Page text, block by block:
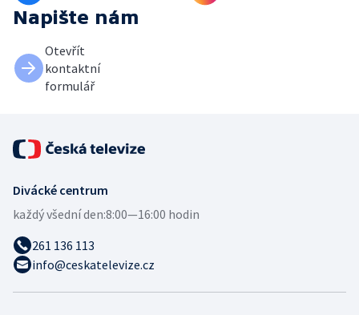
Napište nám
Otevřít
kontaktní
formulář
Divácké centrum
každý všední den:8:00—16:00 hodin
261 136 113
info@ceskatelevize.cz